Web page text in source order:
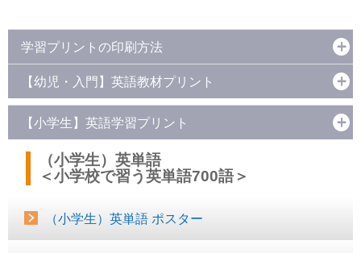
学習プリントの印刷方法
【幼児・入門】英語教材プリント
【小学生】英語学習プリント
（小学生）英単語
＜小学校で習う英単語700語＞
（小学生）英単語 ポスター